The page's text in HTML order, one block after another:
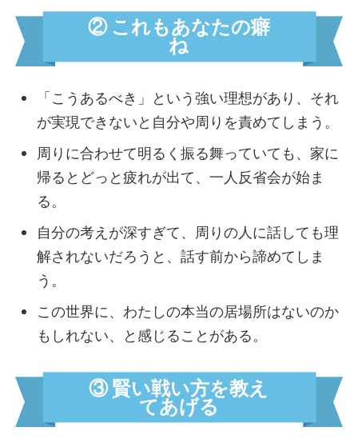
パリピ界隈
短距離無双界隈
フッ軽界隈
みんなのおかん界隈
コミュ力お化け界隈
おせっ界隈
いいひと界隈
思考ノンストップ界隈
PDCA界隈
アイデア工場界隈
進化推し界隈
ストイック界隈
知的ピエロ界隈
常識キャンセル界隈
未完の天才界隈
② これもあなたの癖
ね
「こうあるべき」という強い理想があり、それ
が実現できないと自分や周りを責めてしまう。
周りに合わせて明るく振る舞っていても、家に
帰るとどっと疲れが出て、一人反省会が始ま
る。
自分の考えが深すぎて、周りの人に話しても理
解されないだろうと、話す前から諦めてしま
う。
この世界に、わたしの本当の居場所はないのか
もしれない、と感じることがある。
③ 賢い戦い方を教え
てあげる